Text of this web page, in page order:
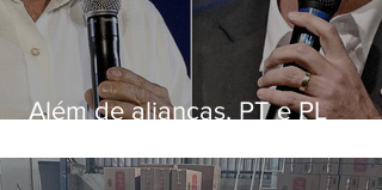
Além de alianças, PT e PL
ancorar disputa nacional nos